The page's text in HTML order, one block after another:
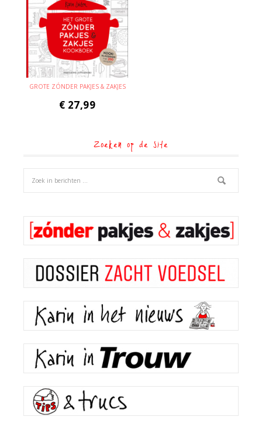
GROTE ZÓNDER PAKJES & ZAKJES
€ 27,99
Zoeken op de site